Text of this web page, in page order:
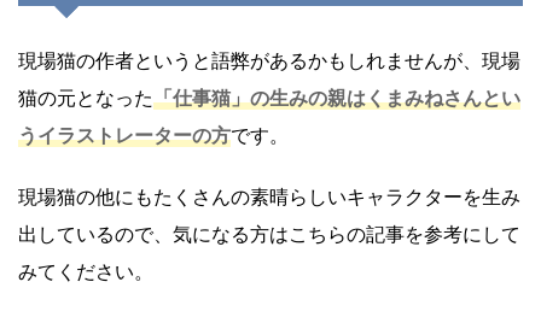
現場猫の作者というと語弊があるかもしれませんが、現場
猫の元となった「仕事猫」の生みの親はくまみねさんとい
うイラストレーターの方です。
現場猫の他にもたくさんの素晴らしいキャラクターを生み
出しているので、気になる方はこちらの記事を参考にして
みてください。